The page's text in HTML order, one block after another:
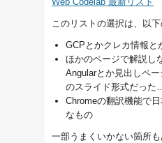
このリストの選択は、以
GCPとかクレカ情報と
ほかのページで解説し
Angularとか見出しペ
のスライド形式だった
Chromeの翻訳機能で
なもの
一部うまくいかない箇所